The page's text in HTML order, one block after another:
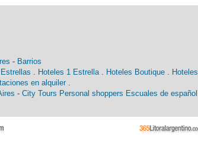
- Barrios
. Hoteles 1 Estrella. Hoteles Boutique . Hoteles
en alquiler .
- City Tours Personal shoppers Escuales de español